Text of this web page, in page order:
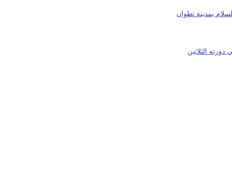
بمدينة تطوان
الثلاثين